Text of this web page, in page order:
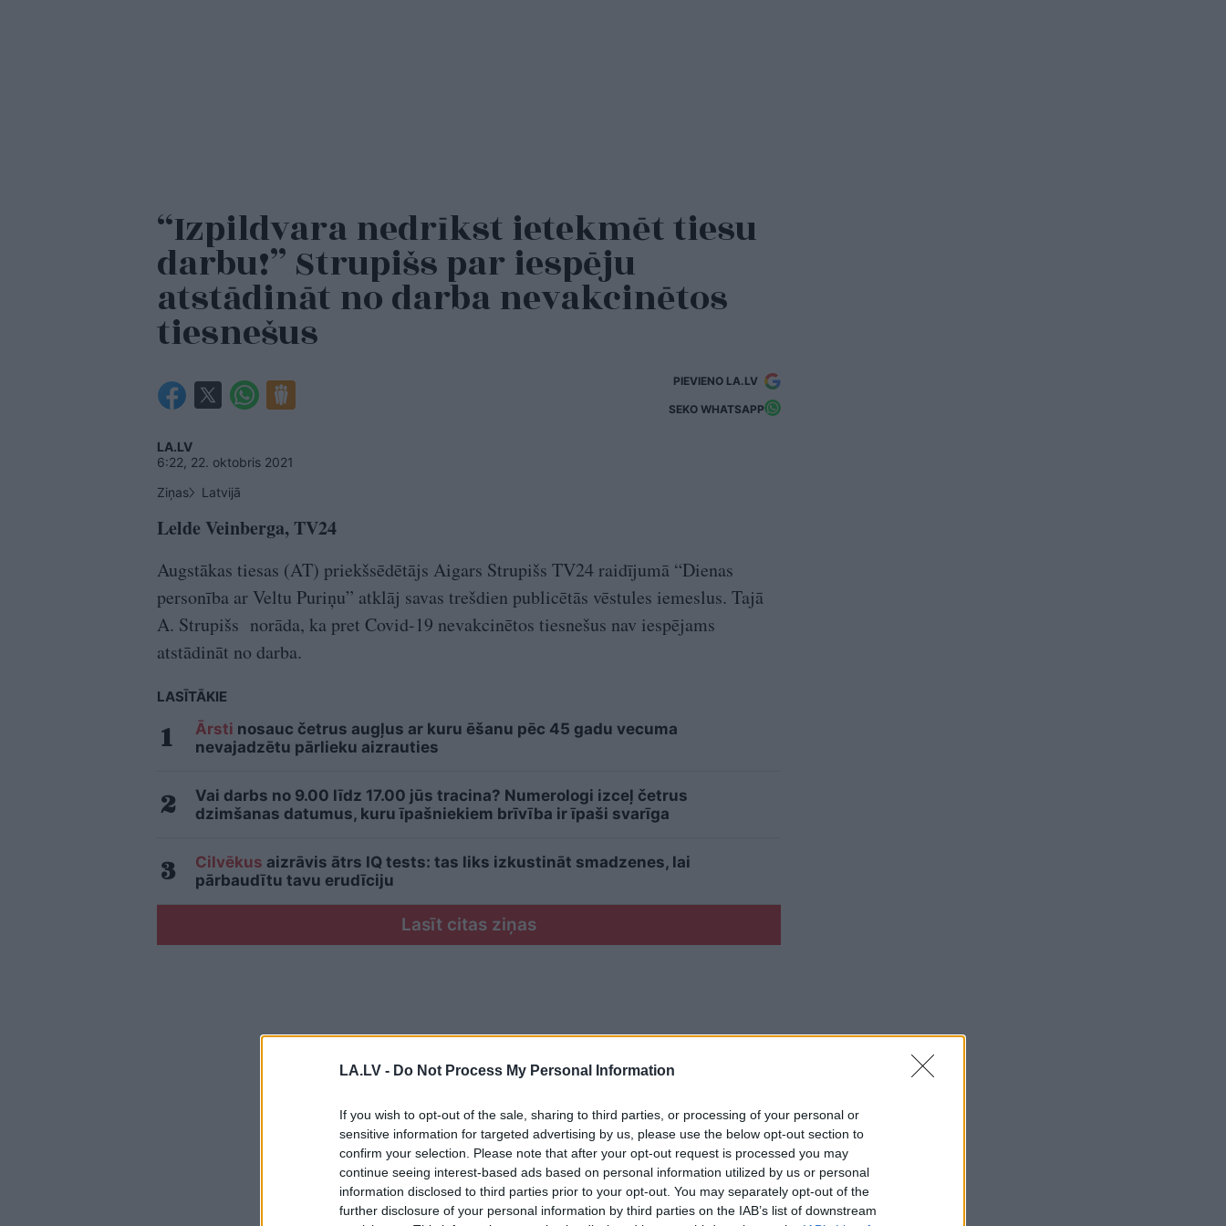
LA.LV - Do Not Process My Personal Information
If you wish to opt-out of the sale, sharing to third parties, or processing of your personal or
sensitive information for targeted advertising by us, please use the below opt-out section to
confirm your selection. Please note that after your opt-out request is processed you may
continue seeing interest-based ads based on personal information utilized by us or personal
information disclosed to third parties prior to your opt-out. You may separately opt-out of the
further disclosure of your personal information by third parties on the IAB’s list of downstream
“Izpildvara nedrīkst ietekmēt tiesu
darbu!” Strupišs par iespēju
atstādināt no darba nevakcinētos
tiesnešus
PIEVIENO LA.LV
SEKO WHATSAPP
LA.LV
6:22, 22. oktobris 2021
Ziņas
Latvijā
Lelde Veinberga, TV24
Augstākas tiesas (AT) priekšsēdētājs Aigars Strupišs TV24 raidījumā “Dienas
personība ar Veltu Puriņu” atklāj savas trešdien publicētās vēstules iemeslus. Tajā
A. Strupišs norāda, ka pret Covid-19 nevakcinētos tiesnešus nav iespējams
atstādināt no darba.
LASĪTĀKIE
Ārsti nosauc četrus augļus ar kuru ēšanu pēc 45 gadu vecuma
nevajadzētu pārlieku aizrauties
Vai darbs no 9.00 līdz 17.00 jūs tracina? Numerologi izceļ četrus
dzimšanas datumus, kuru īpašniekiem brīvība ir īpaši svarīga
Cilvēkus aizrāvis ātrs IQ tests: tas liks izkustināt smadzenes, lai
pārbaudītu tavu erudīciju
Lasīt citas ziņas